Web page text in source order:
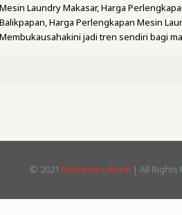
Mesin Laundry Makasar, Harga
Balikpapan, Harga Perlengkapan Mesin
Membukausahakini jadi tren sendiri bagi
© 2021 Mulya Jaya Abadi | All Rights